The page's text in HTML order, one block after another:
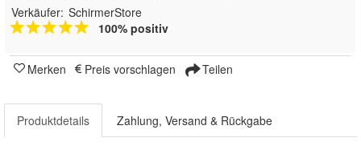
Verkäufer: SchirmerStore
100% positiv
Merken Preis vorschlagen Teilen
Produktdetails Zahlung, Versand & Rückgabe